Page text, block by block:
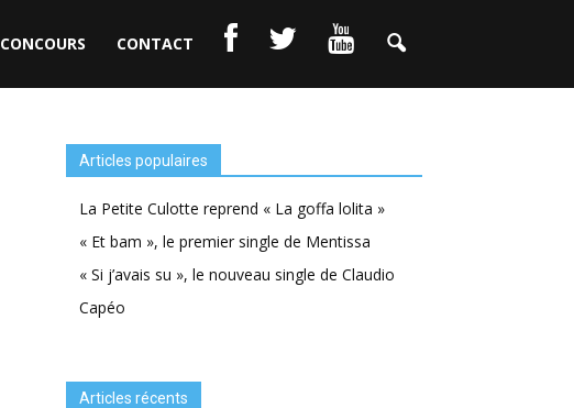
CONCOURS CONTACT
Articles populaires
La Petite Culotte reprend « La goffa lolita »
« Et bam », le premier single de Mentissa
« Si j’avais su », le nouveau single de Claudio
Capéo
Articles récents